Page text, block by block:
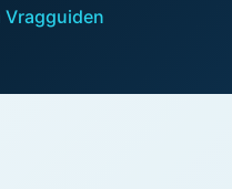
Vragguiden